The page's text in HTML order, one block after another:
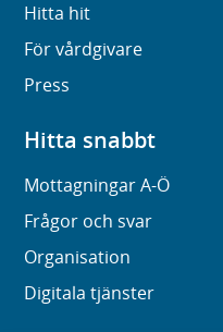
Hitta hit
För vårdgivare
Press
Hitta snabbt
Mottagningar A-Ö
Frågor och svar
Organisation
Digitala tjänster